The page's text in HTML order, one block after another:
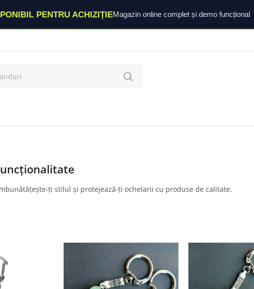
PENTRU ACHIZIȚIEMagazin online complet și demo funcțional
ți stilul și protejează-ți ochelarii cu produse de calitate.